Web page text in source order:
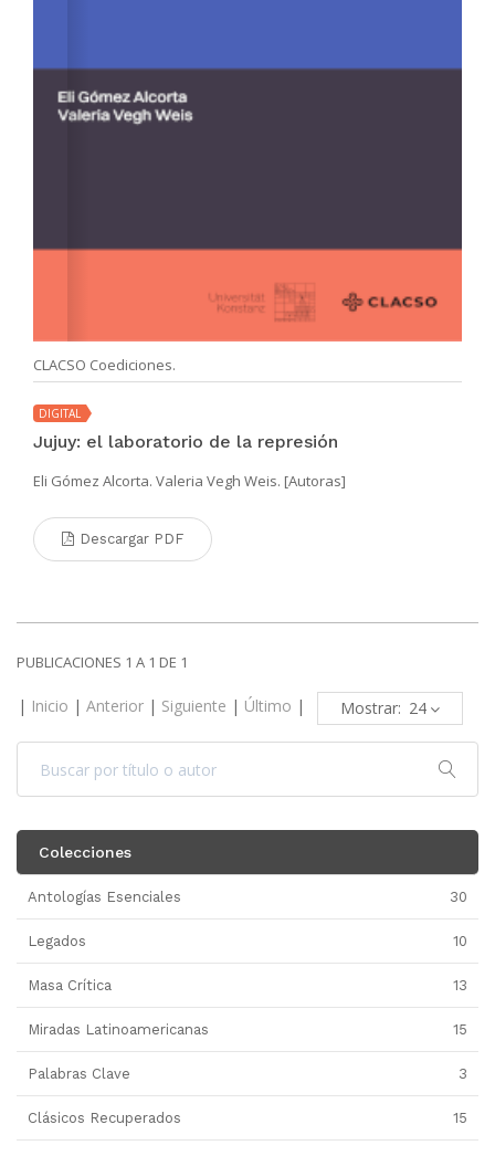
CLACSO Coediciones.
DIGITAL
Jujuy: el laboratorio de la represión
Eli Gómez Alcorta. Valeria Vegh Weis. [Autoras]
Descargar PDF
PUBLICACIONES 1 A 1 DE 1
| Inicio | Anterior | Siguiente | Último | Mostrar:
Colecciones
Antologías Esenciales 30
Legados 10
Masa Crítica 13
Miradas Latinoamericanas 15
Palabras Clave 3
Clásicos Recuperados 15